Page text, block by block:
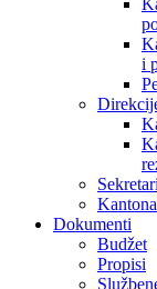
i
Dokumenti
Budžet
Propisi